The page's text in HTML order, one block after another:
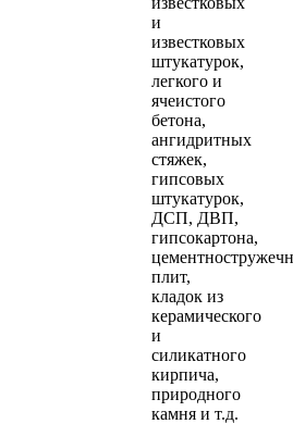
и
известковых
штукатурок,
легкого и
ячеистого
бетона,
ангидритных
стяжек,
гипсовых
штукатурок,
ДСП, ДВП,
гипсокартона,
плит,
кладок из
керамического
и
силикатного
кирпича,
природного
камня и т.д.